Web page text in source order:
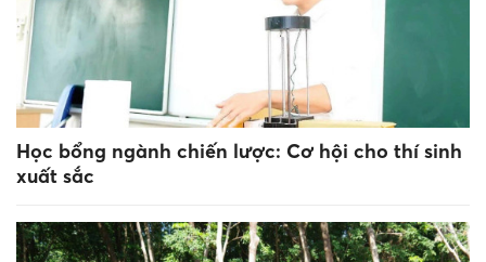
Học bổng ngành chiến lược: Cơ hội cho thí sinh
xuất sắc